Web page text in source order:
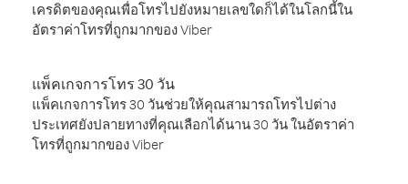
เครดิตของคุณเพื่อโทรไปยังหมายเลขใดก็ได้ในโลกนี้ใน
อัตราค่าโทรที่ถูกมากของ Viber
แพ็คเกจการโทร 30 วัน
แพ็คเกจการโทร 30 วันช่วยให้คุณสามารถโทรไปต่าง
ประเทศยังปลายทางที่คุณเลือกได้นาน 30 วัน ในอัตราค่า
โทรที่ถูกมากของ Viber